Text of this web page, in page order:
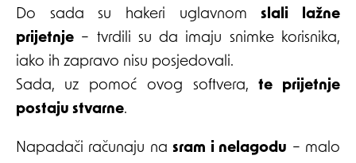
Do sada su hakeri uglavnomslali lažne
prijetnje – tvrdili su da imaju snimke korisnika,
iako ih zapravo nisu posjedovali.
Sada, uz pomoć ovog softvera, te prijetnje
postaju stvarne.
Napadači računaju nasram i nelagodu – malo